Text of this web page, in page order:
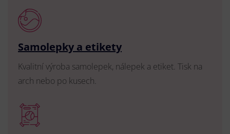
Samolepky a etikety
Kvalitní výroba samolepek, nálepek a etiket. Tisk na
arch nebo po kusech.